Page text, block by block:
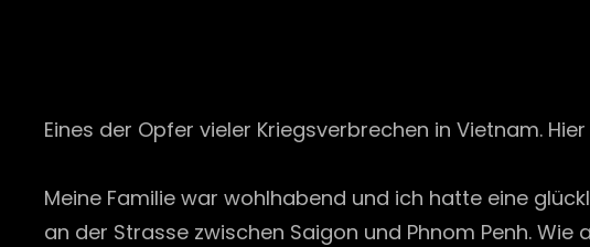
Eines der Opfer vieler Kriegsverbrechen in Vietnam.
Meine Familie war wohlhabend und ich hatte eine
an der Strasse zwischen Saigon und Phnom Penh.